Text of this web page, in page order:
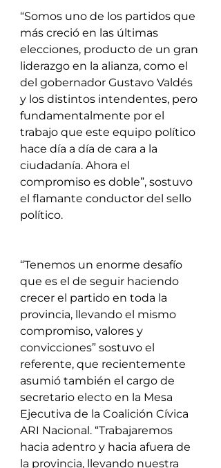
“Somos uno de los partidos que
más creció en las últimas
elecciones, producto de un gran
liderazgo en la alianza, como el
del gobernador Gustavo Valdés
y los distintos intendentes, pero
fundamentalmente por el
trabajo que este equipo político
hace día a día de cara a la
ciudadanía. Ahora el
compromiso es doble”, sostuvo
el flamante conductor del sello
político.
“Tenemos un enorme desafío
que es el de seguir haciendo
crecer el partido en toda la
provincia, llevando el mismo
compromiso, valores y
convicciones” sostuvo el
referente, que recientemente
asumió también el cargo de
secretario electo en la Mesa
Ejecutiva de la Coalición Cívica
ARI Nacional. “Trabajaremos
hacia adentro y hacia afuera de
la provincia, llevando nuestra